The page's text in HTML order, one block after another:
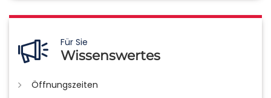
Für Sie
Wissenswertes
Öffnungszeiten